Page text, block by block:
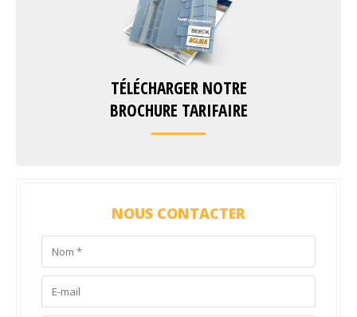
TÉLÉCHARGER NOTRE
BROCHURE TARIFAIRE
NOUS CONTACTER